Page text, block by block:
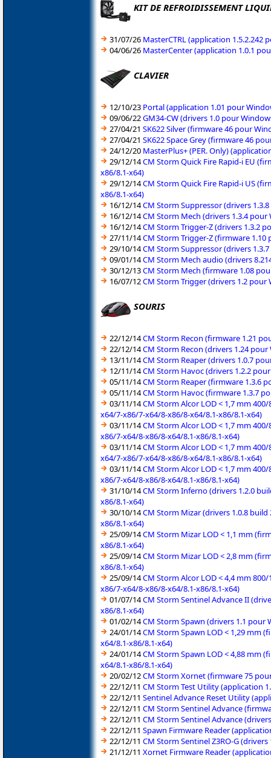
KIT DE REFROIDISSEMENT
31/07/26 MasterCTRL (application 1.5.2.242
04/06/26 MasterCenter (application 1.0.1
CLAVIER
12/10/23 Portal (application 1.01 pour
09/06/22GM34-CW (drivers 1.0 pour
27/04/21 SK622 Silver (firmware 46 pour
27/04/21 SK622 Space Grey (firmware 46
24/12/20 MasterPlus+ (PER. Only)
29/12/14CM Storm Quick Fire Rapid-i EU
x86/8.1-x64)
29/12/14CM Storm Quick Fire Rapid-i US
x86/8.1-x64)
16/12/14CM Storm Suppressor (drivers
16/12/14CM Storm Mech (drivers 1.3.4
16/12/14CM Storm Trigger-Z (drivers 1.3.2
27/11/14CM Storm Trigger-Z (firmware
29/10/14CM Storm Suppressor (drivers
09/01/14CM Storm Mech audio (drivers
30/12/13CM Storm Mech (firmware 1.08
16/07/12CM Storm Trigger (drivers 1.2 pour
SOURIS
22/12/14CM Storm Recon (firmware 1.21
22/12/14CM Storm Recon (drivers 1.24
13/11/14CM Storm Reaper (drivers 1.0.7
12/11/14CM Storm Havoc (drivers 1.2.2
05/11/14CM Storm Reaper (firmware 1.3.6
05/11/14CM Storm Havoc (firmware 1.3.7
03/11/14CM Storm Alcor LOD < 1,7 mm
x64/7-x86/7-x64/8-x86/8-x64/8.1-x86/8.1-x64)
03/11/14CM Storm Alcor LOD < 1,7 mm
x86/7-x64/8-x86/8-x64/8.1-x86/8.1-x64)
03/11/14CM Storm Alcor LOD < 1,7 mm
x64/7-x86/7-x64/8-x86/8-x64/8.1-x86/8.1-x64)
03/11/14CM Storm Alcor LOD < 1,7 mm
x86/7-x64/8-x86/8-x64/8.1-x86/8.1-x64)
31/10/14CM Storm Inferno (drivers 1.2.0
x86/8.1-x64)
30/10/14CM Storm Mizar (drivers 1.0.8
x86/8.1-x64)
25/09/14CM Storm Mizar LOD < 1,1 mm
x86/8.1-x64)
25/09/14CM Storm Mizar LOD < 2,8 mm
x86/8.1-x64)
25/09/14CM Storm Alcor LOD < 4,4 mm
x86/7-x64/8-x86/8-x64/8.1-x86/8.1-x64)
01/07/14CM Storm Sentinel Advance II
x86/8.1-x64)
01/02/14CM Storm Spawn (drivers 1.1 pour
24/01/14CM Storm Spawn LOD < 1,29 mm
x64/8.1-x86/8.1-x64)
24/01/14CM Storm Spawn LOD < 4,88 mm
x64/8.1-x86/8.1-x64)
20/02/12CM Storm Xornet (firmware 75
22/12/11 CM Storm Test Utility (application
22/12/11 Sentinel Advance Reset Utility
22/12/11 CM Storm Sentinel Advance
22/12/11 CM Storm Sentinel Advance
22/12/11 Spawn Firmware Reader
22/12/11 CM Storm Sentinel Z3RO-G
21/12/11 Xornet Firmware Reader